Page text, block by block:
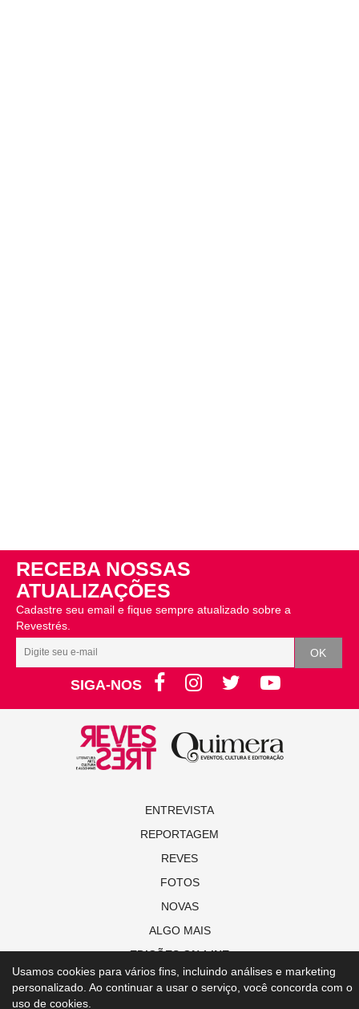
RECEBA NOSSAS
ATUALIZAÇÕES
Cadastre seu email e fique sempre atualizado sobre a
Revestrés.
SIGA-NOS
ENTREVISTA
REPORTAGEM
REVES
FOTOS
NOVAS
ALGO MAIS
EDIÇÕES ON-LINE
© Copyright 2021 Revista Revestrés
Usamos cookies para vários fins, incluindo análises e marketing
personalizado. Ao continuar a usar o serviço, você concorda com o
uso de cookies.